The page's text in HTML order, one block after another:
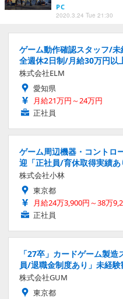
PC
2020.3.24 Tue 21:30
ゲーム動作確認スタッフ/
全週休2日制/月給30万円以
株式会社ELM
愛知県
月給21万円～24万円
正社員
ゲーム周辺機器・コントロ
迎「正社員/育休取得実績
株式会社小林
東京都
月給24万3,900円～38万
正社員
「27卒」カードゲーム製
員/退職金制度あり」未経
株式会社GUM
東京都